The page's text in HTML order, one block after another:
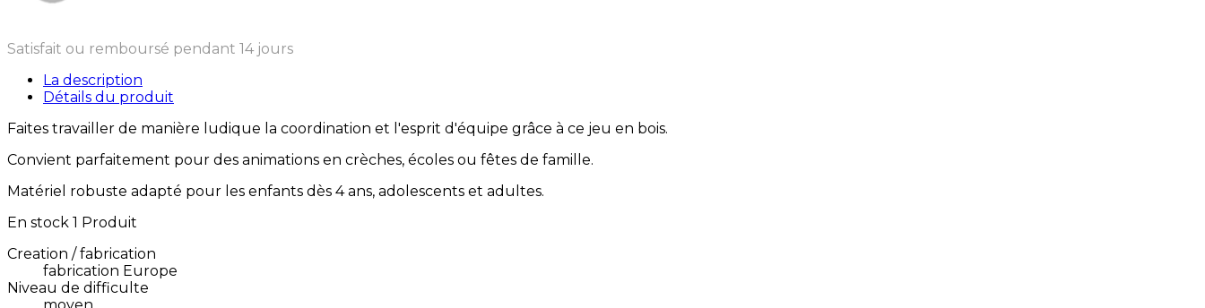
Satisfait ou remboursé pendant 14 jours
La description
Détails du produit
Faites travailler de manière ludique la coordination et l'esprit d'équipe grâce à ce jeu en bois.
Convient parfaitement pour des animations en crèches, écoles ou fêtes de famille.
Matériel robuste adapté pour les enfants dès 4 ans, adolescents et adultes.
En stock 1 Produit
Creation / fabrication
fabrication Europe
Niveau de difficulte